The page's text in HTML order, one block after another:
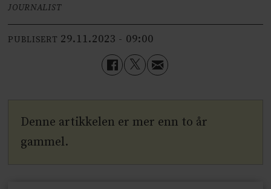
JOURNALIST
PUBLISERT 29.11.2023 - 09:00
Denne artikkelen er mer enn to år
gammel.